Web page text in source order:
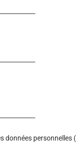
données personnelles